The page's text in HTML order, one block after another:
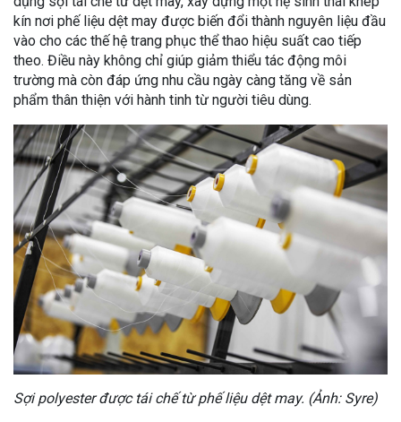
kín nơi phế liệu dệt may được biến đổi thành nguyên liệu đầu
vào cho các thế hệ trang phục thể thao hiệu suất cao tiếp
theo. Điều này không chỉ giúp giảm thiểu tác động môi
trường mà còn đáp ứng nhu cầu ngày càng tăng về sản
phẩm thân thiện với hành tinh từ người tiêu dùng.
Sợi polyester được tái chế từ phế liệu dệt may. (Ảnh: Syre)